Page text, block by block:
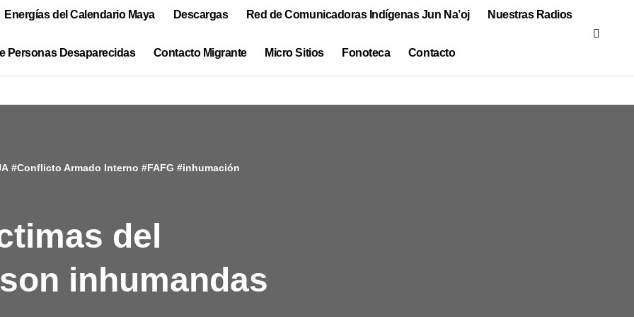
Energías del Calendario Maya Descargas Red de Comunicadoras Indígenas Jun Na’oj Nuestras Radios
Personas Desaparecidas Contacto Migrante Micro Sitios Fonoteca Contacto
#Conflicto Armado Interno #FAFG #inhumación
del
inhumandas